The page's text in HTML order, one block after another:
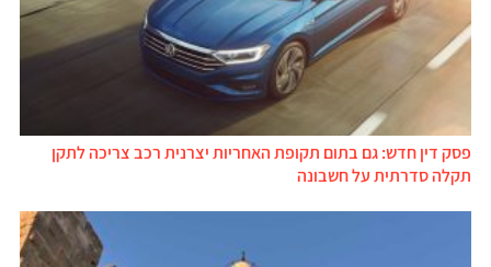
פסק דין חדש: גם בתום תקופת האחריות יצרנית רכב צריכה לתקן
תקלה סדרתית על חשבונה